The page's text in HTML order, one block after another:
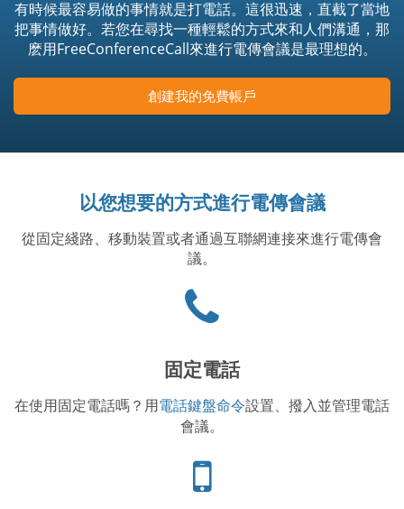
有時候最容易做的事情就是打電話。這很迅速，直截了當地
把事情做好。若您在尋找一種輕鬆的方式來和人們溝通，那
麽用FreeConferenceCall來進行電傳會議是最理想的。
創建我的免費帳戶
以您想要的方式進行電傳會議
從固定綫路、移動裝置或者通過互聯網連接來進行電傳會
議。
icon
固定電話
在使用固定電話嗎？用電話鍵盤命令設置、撥入並管理電話
會議。
手
機